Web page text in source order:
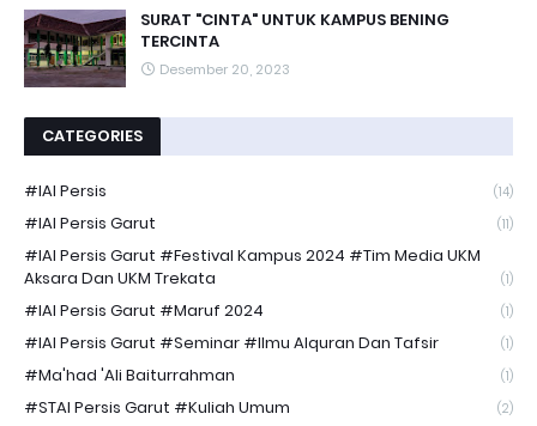
SURAT "CINTA" UNTUK KAMPUS BENING
TERCINTA
Desember 20, 2023
CATEGORIES
#IAI Persis (14)
#IAI Persis Garut (11)
#IAI Persis Garut #Festival Kampus 2024 #Tim Media UKM
Aksara Dan UKM Trekata
(1)
#IAI Persis Garut #Maruf 2024 (1)
#IAI Persis Garut #Seminar #Ilmu Alquran Dan Tafsir (1)
#Ma'had 'Ali Baiturrahman (1)
#STAI Persis Garut #Kuliah Umum (2)